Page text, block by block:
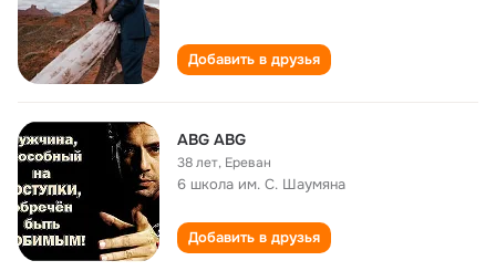
Добавить в друзья
ABG ABG
38 лет, Ереван
6 школа им. С. Шаумяна
Добавить в друзья